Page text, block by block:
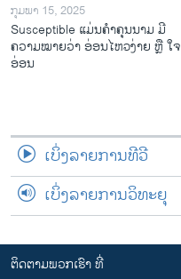
ກຸມພາ 15, 2025
Susceptible ແມ່ນຄໍາຄຸນນາມ ມີ
ຄວາມໝາຍວ່າ ອ່ອນໄຫວງ່າຍ ຫຼື ໃຈ
ອ່ອນ
ເບິ່ງລາຍການທີວີ
ເບິ່ງລາຍການວິທະຍຸ
ຕິດຕາມພວກເຮົາ ທີ່